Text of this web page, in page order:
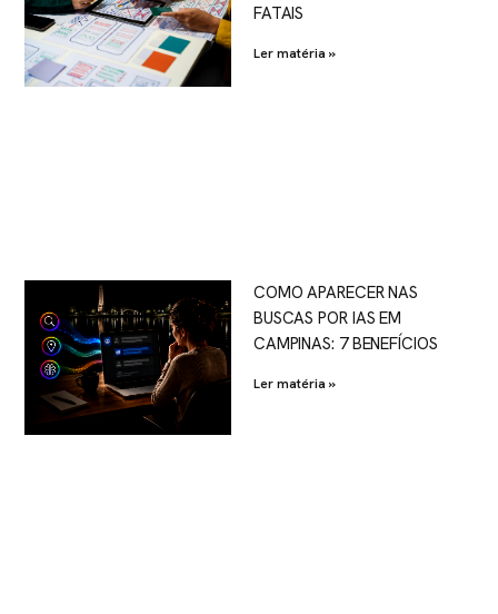
FATAIS
Ler matéria »
COMO APARECER NAS
BUSCAS POR IAS EM
CAMPINAS: 7 BENEFÍCIOS
Ler matéria »